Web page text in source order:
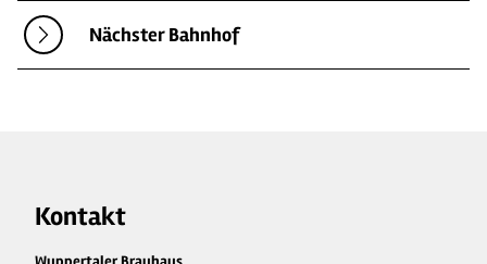
Nächster Bahnhof
Kontakt